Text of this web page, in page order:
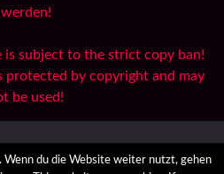
werden!
is subject to the strict copy ban!
protected by copyright and may
be used!
Danksagungen / Credits
du die Website weiter nutzt, gehen